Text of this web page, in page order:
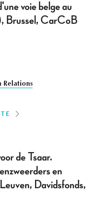
voie belge au
Brussel, CarCoB
Relations
de Tsaar.
en
Davidsfonds,